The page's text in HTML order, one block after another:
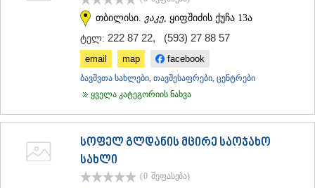
თბილისი. ვაკე , ყიფშიძის ქუჩა 13ა
ტელ: 222 87 22, (593) 27 88 57
email map facebook
ბავშვთა სახლები, თავშესაფრები, ცენტრები
ყველა კატეგორიის ნახვა
სოფელ გლდანის მცირე საოჯახო
სახლი
(0 შეფასება)